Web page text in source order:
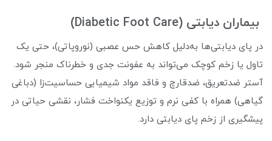
بیماران دیابتی (Diabetic Foot Care)
در پای دیابتی‌ها به‌دلیل کاهش حس عصبی (نوروپاتی)، حتی یک
تاول یا زخم کوچک می‌تواند به عفونت جدی و خطرناک منجر شود.
آستر ضدتعریق، ضدقارچ و فاقد مواد شیمیایی حساسیت‌زا (دباغی
گیاهی) همراه با کفی نرم و توزیع یکنواخت فشار، نقشی حیاتی در
پیشگیری از زخم پای دیابتی دارد.